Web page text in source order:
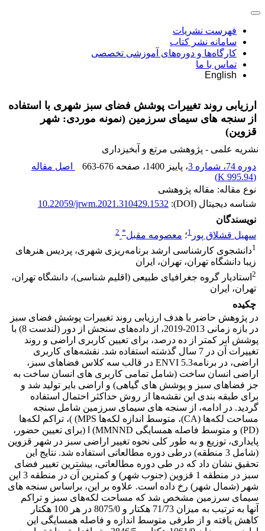
فهرست نشریات
سامانه نشر کتاب
کارگاه‌ها و دوره‌های آموزشی تخصصی
تماس با ما
English
ارزیابی روند تغییرات پوشش فضای سبز شهری با استفاده
از سنجه های سیمای سرزمین (نمونه موردی: شهر
قزوین)
نشریه علمی - پژوهشی مرتع و آبخیزداری
دوره 74، شماره 3
، پاییز 1400 ، صفحه 663-676
اصل مقاله
(
995.94 K
)
نوع مقاله: مقاله پژوهشی
شناسه دیجیتال (DOI):
10.22059/jrwm.2021.310429.1532
نویسندگان
سهیل قشلاق پور 1؛ معصومه مقبل*
2
1دانشجوی کارشناسی ارشد برنامه‌ریزی شهری، ﭘﺮﺩﻳﺲ ﻫﻨﺮﻫﺎﻯ
ﺯﻳﺒﺎ دانشگاه تهران، ﺗﻬﺮﺍﻥ، ﺍﻳﺮﺍﻥ
2 استادیار گروه جغرافیای طبیعی (اقلیم شناسی)، دانشگاه تهران،
تهران، ایران
چکیده
در پژوهش حاضر با هدف ارزیابی روند تغییرات پوشش فضای سبز
در بازه زمانی 2013-2019، از داده‌های سنجش از دور (لندست 8) با
پوشش ابر کمتر از ده درصد، برای تعیین کاربری اراضی و روند
تغییرات آن در 7 سال گذشته استفاده شد. نقشه‌های کاربری
اراضی، در برنامهENVI 5.3 در قالب سه کلاس فضاهای سبز،
اراضی انسان ساخت (شامل تمامی کاربری های انسان ساخت به
جز فضاهای سبز و پوشش های گیاهی) و اراضی بایر تولید شد و
برای طبقه بندی این نقشه‌ها از روش حداکثر احتمال استفاده
گردید. در ادامه، از سنجه های سیمای سرزمین شامل سنجه
مساحت لکه‌ها (CA)، متوسط اندازه لکه‌ها MPS) )، تراکم لکه‌ها
(PD) و متوسط فاصله همسایگی MMNND) ا (برای تعیین حضور،
پایداری، توزیع و به طور کلی نحوه تغییر اراضی سبز در شهر قزوین
(شامل 3 منطقه) درطی دوره مطالعاتی استفاده شد. نتایج این
تحقیق نشان داد که در طی دوره مطالعاتی، بیشترین تغییر فضای
سبز در منطقه 1 قزوین (جنوب شهر) و کمترین آن در منطقه 3 این
شهر (شمال شهر) رخ داده است. علاوه بر این، براساس سنجه های
سیمای سرزمین مشخص شد که مساحت لکه‌های سبز و تراکم
آنها به ترتیب به میزان 71/73 هکتار و 8075/0 در هر 100 هکتار
کاهش یافته و از طرفی متوسط اندازه و فاصله همسایگی این